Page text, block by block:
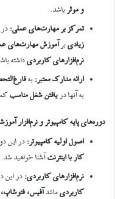
و موثر باشد.
تمرکز بر مهارت‌های عملی: در
زیادیبر آموزش مهارت‌های
نرم‌افزارهای کاربردیداشته
ارائه مدارک معتبر: به
به آنها در یافتن شغل مناسب
دوره‌های پایه کامپیوتر و نرم‌افزار
اصول اولیه کامپیوتر: در این
کار با اینترنتآشنا خواهید شد.
نرم‌افزارهای کاربردی: در این
کاربردیمانندآفیس، فتوشاپ،